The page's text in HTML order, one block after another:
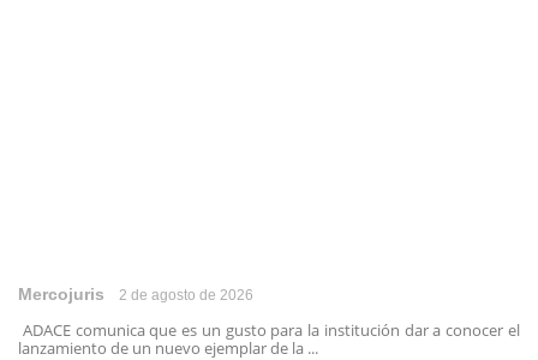
Mercojuris 2 de agosto de 2026
ADACE comunica que es un gusto para la institución dar a conocer el
lanzamiento de un nuevo ejemplar de la ...